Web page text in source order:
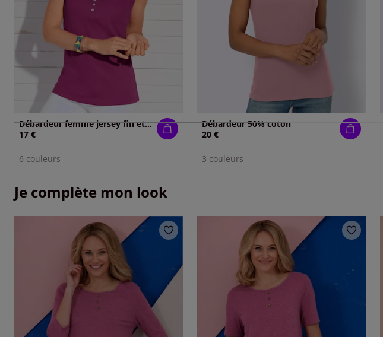
Débardeur femme jersey fin et boutons nacrés
17 €
6 couleurs
Débardeur 50% coton
20 €
3 couleurs
Je complète mon look